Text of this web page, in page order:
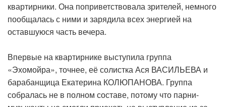
квартирники. Она поприветствовала зрителей, немного
пообщалась с ними и зарядила всех энергией на
оставшуюся часть вечера.
Впервые на квартирнике выступила группа
«Эхомойра», точнее, её солистка Ася ВАСИЛЬЕВА и
барабанщица Екатерина КОЛЮПАНОВА. Группа
собралась не в полном составе, потому что парни-